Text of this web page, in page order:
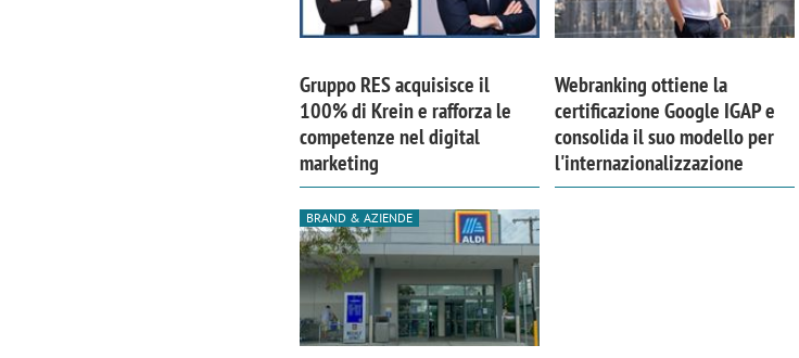
Gruppo RES acquisisce il
100% di Krein e rafforza le
competenze nel digital
marketing
Webranking ottiene la
certificazione Google IGAP e
consolida il suo modello per
l'internazionalizzazione
BRAND & AZIENDE